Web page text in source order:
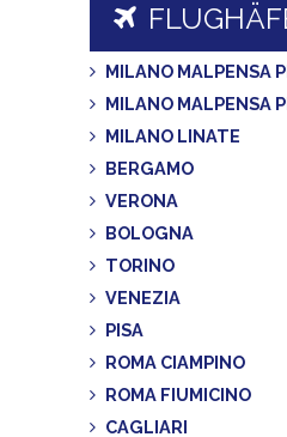
MILANO MALPENSA
MILANO MALPENSA
MILANO LINATE
BERGAMO
VERONA
BOLOGNA
TORINO
VENEZIA
PISA
ROMA CIAMPINO
ROMA FIUMICINO
CAGLIARI